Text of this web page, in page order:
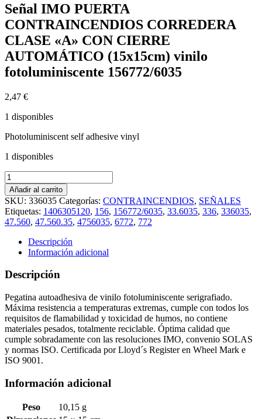
Señal IMO PUERTA
CONTRAINCENDIOS CORREDERA
CLASE «A» CON CIERRE
AUTOMÁTICO (15x15cm) vinilo
fotoluminiscente 156772/6035
2,47 €
1 disponibles
Photoluminiscent self adhesive vinyl
1 disponibles
Señal
IMO
PUERTA
CONTRAINCENDIOS
CORREDERA
CLASE
"A"
CON
CIERRE
AUTOMÁTICO
(15x15cm)
fotoluminiscente
156772/6035
cantidad
Añadir al carrito
SKU: 336035 Categorías: CONTRAINCENDIOS, SEÑALES
Etiquetas: 1406305120, 156, 156772/6035, 33.6035, 336, 336035,
47.560, 47.560.35, 4756035, 6772, 772
Descripción
Información adicional
Descripción
Pegatina autoadhesiva de vinilo fotoluminiscente serigrafiado.
Máxima resistencia a temperaturas extremas, cumple con todos los
requisitos de flamabilidad y toxicidad de humos, no contiene
materiales pesados, totalmente reciclable. Óptima calidad que
cumple sobradamente con las resoluciones IMO, convenio SOLAS
y normas ISO. Certificada por Lloyd´s Register en Wheel Mark e
ISO 9001.
Información adicional
Peso
10,15 g